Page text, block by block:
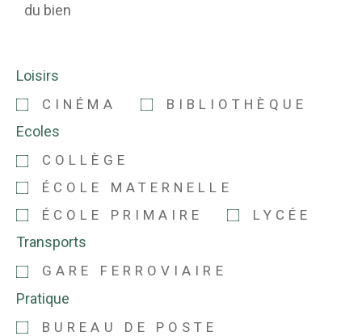
du bien
Loisirs
CINÉMA BIBLIOTHÈQUE
Ecoles
COLLÈGE
ÉCOLE MATERNELLE
ÉCOLE PRIMAIRE
LYCÉE
Transports
GARE FERROVIAIRE
Pratique
BUREAU DE POSTE